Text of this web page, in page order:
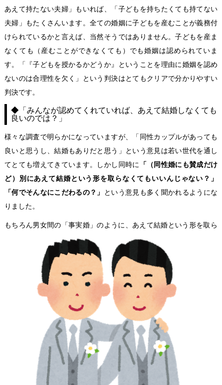
あえて持たない夫婦」もいれば、「子どもを持ちたくても持てない
夫婦」もたくさんいます。全ての婚姻に子どもを産むことが義務付
けられているかと言えば、当然そうではありません。子どもを産ま
なくても（産むことができなくても）でも婚姻は認められていま
す。「『子どもを授かるかどうか』ということを理由に婚姻を認め
ないのは合理性を欠く」という判決はとてもクリアで分かりやすい
判決です。
◆「みんなが認めてくれていれば、あえて結婚しなくても
良いのでは？」
様々な調査で明らかになっていますが、「同性カップルがあっても
良いと思うし、結婚もありだと思う」という意見は若い世代を通し
てとても増えてきています。しかし同時に
「（同性婚にも賛成だけ
ど）別にあえて結婚という形を取らなくてもいいんじゃない？」
「何でそんなにこだわるの？」
という意見も多く聞かれるようにな
りました。
もちろん男女間の「事実婚」のように、 あえて結婚という形を取ら